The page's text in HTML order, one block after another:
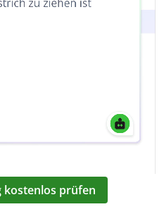
kostenlos prüfen